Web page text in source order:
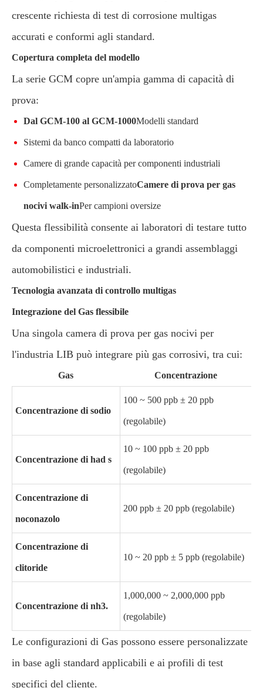
crescente richiesta di test di corrosione multigas
accurati e conformi agli standard.
Copertura completa del modello
La serie GCM copre un'ampia gamma di capacità di
prova:
Dal GCM-100 al GCM-1000Modelli standard
Sistemi da banco compatti da laboratorio
Camere di grande capacità per componenti industriali
Completamente personalizzatoCamere di prova per gas
nocivi walk-inPer campioni oversize
Questa flessibilità consente ai laboratori di testare tutto
da componenti microelettronici a grandi assemblaggi
automobilistici e industriali.
Tecnologia avanzata di controllo multigas
Integrazione del Gas flessibile
Una singola camera di prova per gas nocivi per
l'industria LIB può integrare più gas corrosivi, tra cui:
Gas Concentrazione
Concentrazione di sodio
100 ~ 500 ppb ± 20 ppb
(regolabile)
Concentrazione di had s
10 ~ 100 ppb ± 20 ppb
(regolabile)
Concentrazione di
noconazolo
200 ppb ± 20 ppb (regolabile)
Concentrazione di
clitoride
10 ~ 20 ppb ± 5 ppb (regolabile)
Concentrazione di nh3.
1,000,000 ~ 2,000,000 ppb
(regolabile)
Le configurazioni di Gas possono essere personalizzate
in base agli standard applicabili e ai profili di test
specifici del cliente.